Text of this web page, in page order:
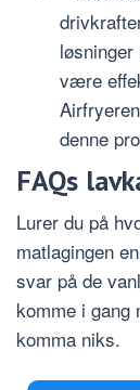
være
denne
FAQs
Lurer du på
matlagingen
svar på de
komme i gang
komma niks.